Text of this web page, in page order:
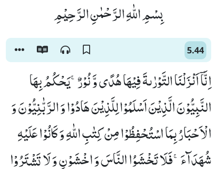
بِسْمِ اللّٰهِ الرَّحْمٰنِ الرَّحِیْمِ
5.44
اِنَّاۤ اَنْزَلْنَا التَّوْرٰىةَ فِیْهَا هُدًى وَّ نُوْرٌۚ-یَحْكُمُ بِهَا
النَّبِیُّوْنَ الَّذِیْنَ اَسْلَمُوْا لِلَّذِیْنَ هَادُوْا وَ الرَّبّٰنِیُّوْنَ وَ
الْاَحْبَارُ بِمَا اسْتُحْفِظُوْا مِنْ كِتٰبِ اللّٰهِ وَ كَانُوْا عَلَیْهِ
شُهَدَآءَۚ-فَلَا تَخْشَوُا النَّاسَ وَ اخْشَوْنِ وَ لَا تَشْتَرُوْا